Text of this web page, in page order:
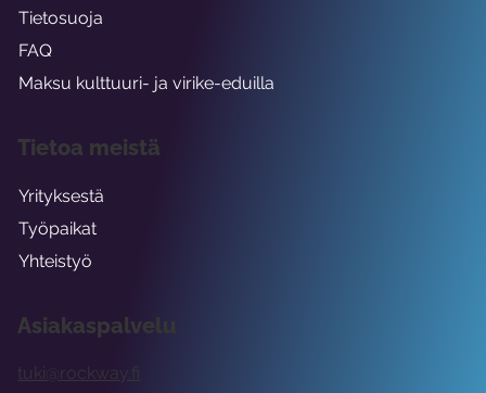
Asiakaspalvelu
tuki@rockway.fi
Tietosuoja
FAQ
Maksu kulttuuri- ja virike-eduilla
Tietoa meistä
Yrityksestä
Työpaikat
Yhteistyö